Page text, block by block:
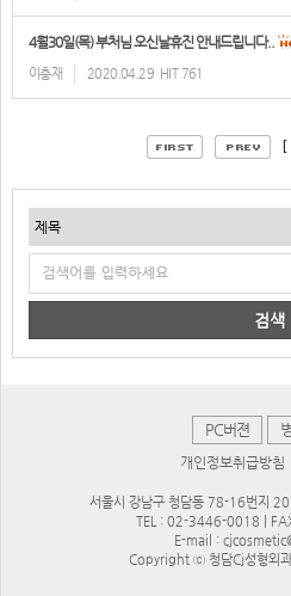
4월30일(목) 부처님 오신날휴진 안내드립니다..
이충재 2020.04.29 HIT 761
[
검색
PC버젼
개인정보취급방침
서울시 강남구 청담동 78-16번지
TEL : 02-3446-0018 |
E-mail :
Copyright ⓒ 청담Cj성형외